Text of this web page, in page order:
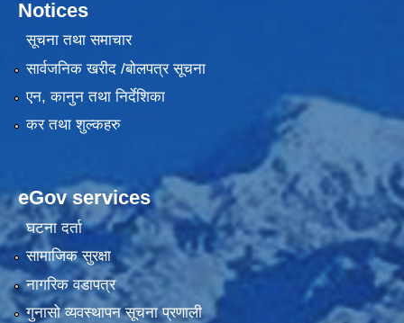
Notices
सूचना तथा समाचार
सार्वजनिक खरीद /बोलपत्र सूचना
एन, कानुन तथा निर्देशिका
कर तथा शुल्कहरु
eGov services
घटना दर्ता
सामाजिक सुरक्षा
नागरिक वडापत्र
गुनासो व्यवस्थापन सूचना प्रणाली